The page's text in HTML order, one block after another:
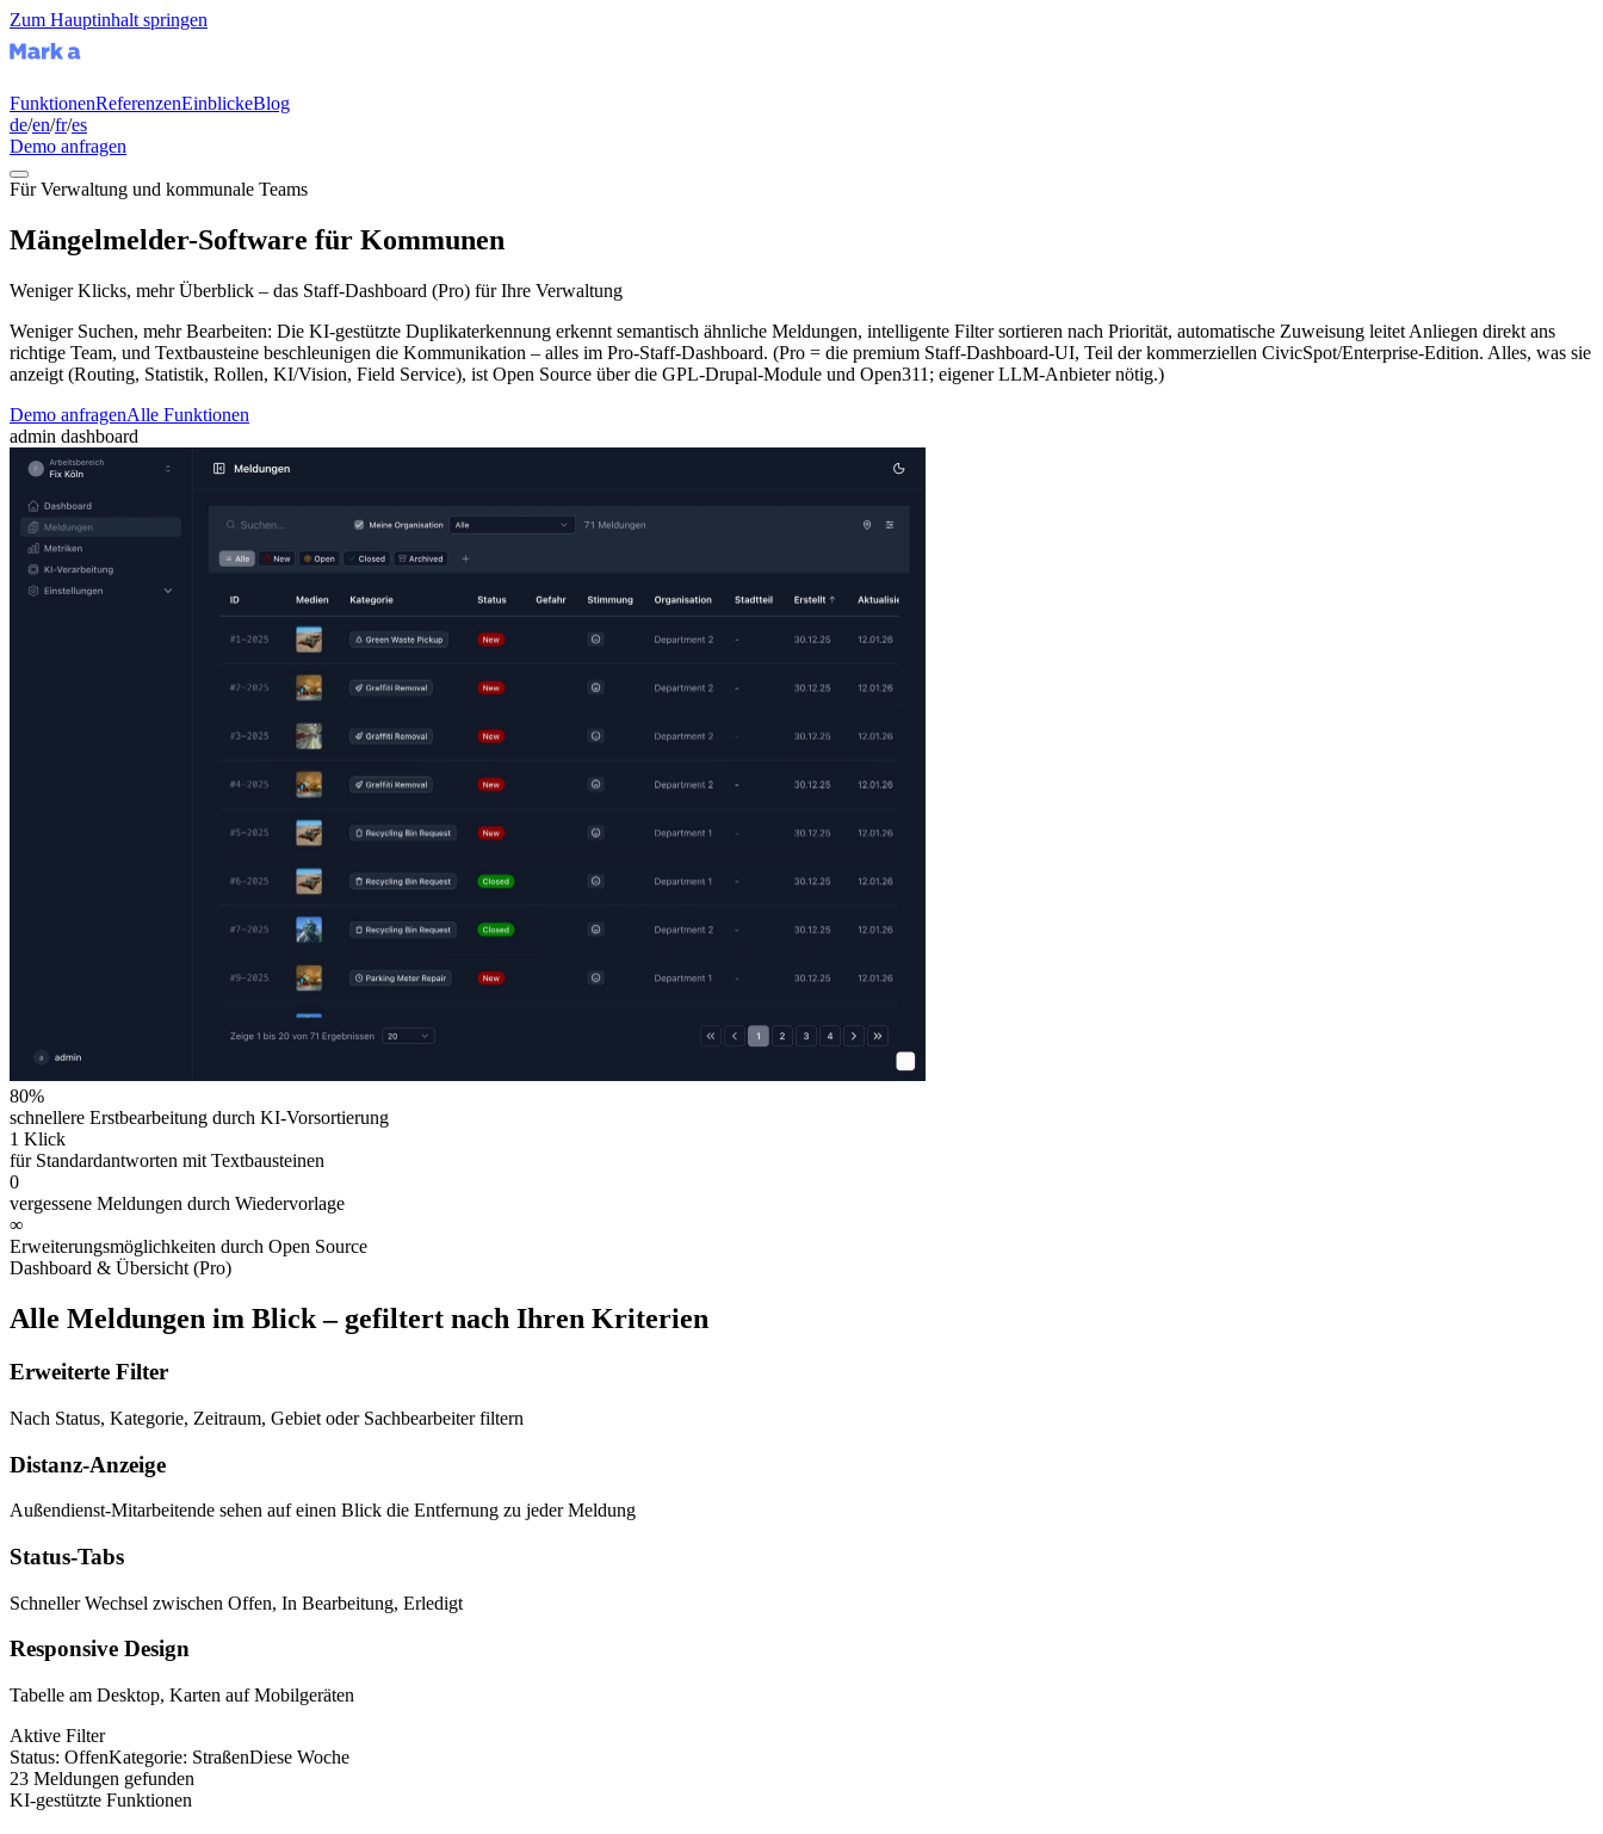
Zum Hauptinhalt springen
FunktionenReferenzenEinblickeBlog
de/en/fr/es
Demo anfragen
Für Verwaltung und kommunale Teams
Mängelmelder-Software für Kommunen
Weniger Klicks, mehr Überblick – das Staff-Dashboard (Pro) für Ihre Verwaltung
Weniger Suchen, mehr Bearbeiten: Die KI-gestützte Duplikaterkennung erkennt semantisch ähnliche Meldungen, intelligente Filter sortieren nach Priorität, automatische Zuweisung leitet Anliegen direkt ans
richtige Team, und Textbausteine beschleunigen die Kommunikation – alles im Pro-Staff-Dashboard. (Pro = die premium Staff-Dashboard-UI, Teil der kommerziellen CivicSpot/Enterprise-Edition. Alles, was sie
anzeigt (Routing, Statistik, Rollen, KI/Vision, Field Service), ist Open Source über die GPL-Drupal-Module und Open311; eigener LLM-Anbieter nötig.)
Demo anfragenAlle Funktionen
admin dashboard
80%
schnellere Erstbearbeitung durch KI-Vorsortierung
1 Klick
für Standardantworten mit Textbausteinen
0
vergessene Meldungen durch Wiedervorlage
∞
Erweiterungsmöglichkeiten durch Open Source
Dashboard & Übersicht (Pro)
Alle Meldungen im Blick – gefiltert nach Ihren Kriterien
Erweiterte Filter
Nach Status, Kategorie, Zeitraum, Gebiet oder Sachbearbeiter filtern
Distanz-Anzeige
Außendienst-Mitarbeitende sehen auf einen Blick die Entfernung zu jeder Meldung
Status-Tabs
Schneller Wechsel zwischen Offen, In Bearbeitung, Erledigt
Responsive Design
Tabelle am Desktop, Karten auf Mobilgeräten
Aktive Filter
Status: OffenKategorie: StraßenDiese Woche
23 Meldungen gefunden
KI-gestützte Funktionen